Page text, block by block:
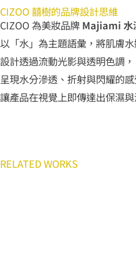
CIZOO 囍樹的品牌設計思維
CIZOO 為美妝品牌 Majiami 水
以「水」為主題語彙，將肌膚
設計透過流動光影與透明色調，
呈現水分滲透、折射與閃耀的感
讓產品在視覺上即傳達出保濕
RELATED WORKS